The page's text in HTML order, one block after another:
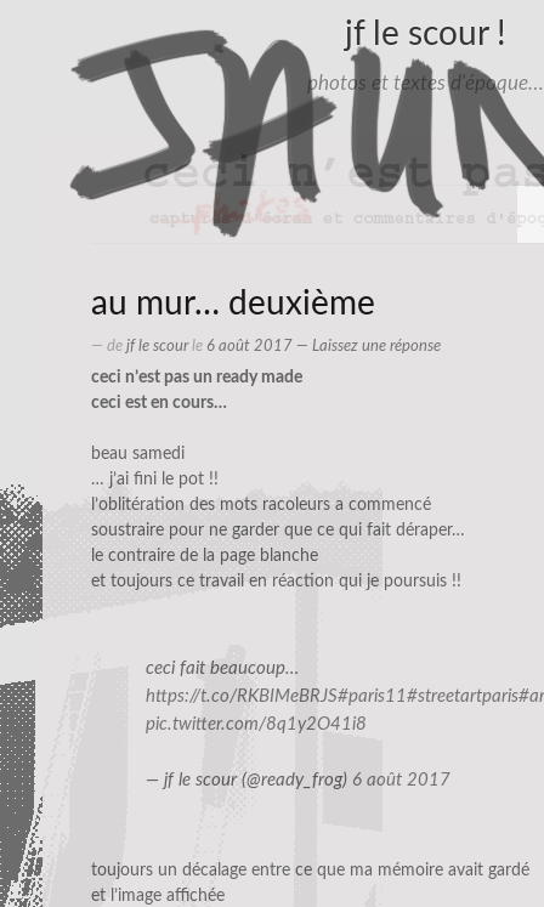
jf le scour !
photos et textes d'époque…
au mur… deuxième
— de jf le scourle 6 août 2017 — Laissez une réponse
ceci n’est pas un ready made
ceci est en cours…
beau samedi
… j’ai fini le pot !!
l’oblitération des mots racoleurs a commencé
soustraire pour ne garder que ce qui fait déraper…
le contraire de la page blanche
et toujours ce travail en réaction qui je poursuis !!
ceci fait beaucoup…
https://t.co/RKBIMeBRJS#paris11 #streetartparis
pic.twitter.com/8q1y2O41i8
— jf le scour (@ready_frog) 6 août 2017
toujours un décalage entre ce que ma mémoire avait gardé
et l’image affichée